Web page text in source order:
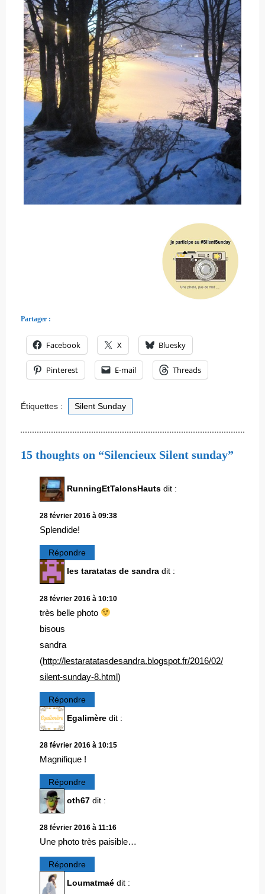
Partager :
Facebook X Bluesky
Pinterest E-mail Threads
Étiquettes : Silent Sunday
15 thoughts on “Silencieux Silent sunday”
RunningEtTalonsHauts dit :
28 février 2016 à 09:38
Splendide!
Répondre
les taratatas de sandra dit :
28 février 2016 à 10:10
très belle photo
bisous
sandra
(http://lestaratatasdesandra.blogspot.fr/2016/02/
silent-sunday-8.html)
Répondre
Egalimère dit :
28 février 2016 à 10:15
Magnifique !
Répondre
oth67 dit :
28 février 2016 à 11:16
Une photo très paisible…
Répondre
Loumatmaé dit :